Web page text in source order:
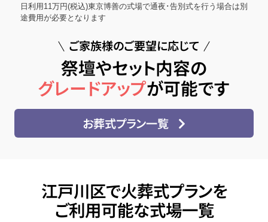
日利用11万円(税込)東京博善の式場で通夜･告別式を行う場合は別
途費用が必要となります
ご家族様のご要望に応じて
祭壇やセット内容の
グレードアップが可能です
お葬式プラン一覧
江戸川区で火葬式プランを
ご利用可能な式場一覧